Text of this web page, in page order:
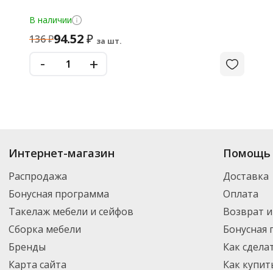
В наличии
136₽94.52₽ за шт.
- +
Интернет-магазин
Распродажа
Бонусная программа
Такелаж мебели и сейфов
Сборка мебели
Бренды
Карта сайта
Помощь
Доставка
Оплата
Возврат
Бонусная
Как
Как